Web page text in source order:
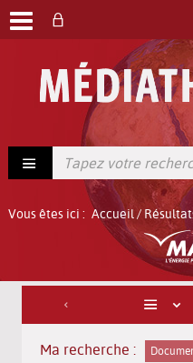
Vous êtes ici : Accueil/
Ma recherche :